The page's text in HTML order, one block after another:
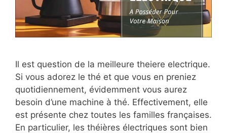
Il est question de la meilleure theiere electrique.
Si vous adorez le thé et que vous en preniez
quotidiennement, évidemment vous aurez
besoin d’une machine à thé. Effectivement, elle
est présente chez toutes les familles françaises.
En particulier, les théières électriques sont bien